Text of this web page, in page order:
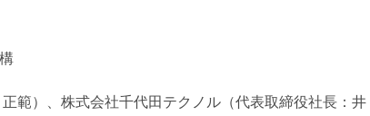
範）、株式会社千代田テクノル（代表取締役社長：井